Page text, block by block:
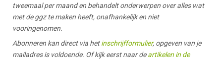
tweemaal per maand en behandelt onderwerpen over alles wat
met de ggz te maken heeft, onafhankelijk en niet
vooringenomen.
Abonneren kan direct via hetinschrijfformulier, opgeven van je
mailadres is voldoende. Of kijk eerst naar deartikelen in de